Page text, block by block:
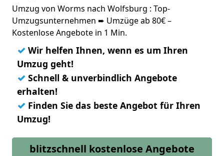
Umzug von Worms nach Wolfsburg : Top-
Umzugsunternehmen ➨ Umzüge ab 80€ –
Kostenlose Angebote in 1 Min.
✓ Wir helfen Ihnen, wenn es um Ihren
Umzug geht!
✓ Schnell & unverbindlich Angebote
erhalten!
✓ Finden Sie das beste Angebot für Ihren
Umzug!
blitzschnell kostenlose Angebote